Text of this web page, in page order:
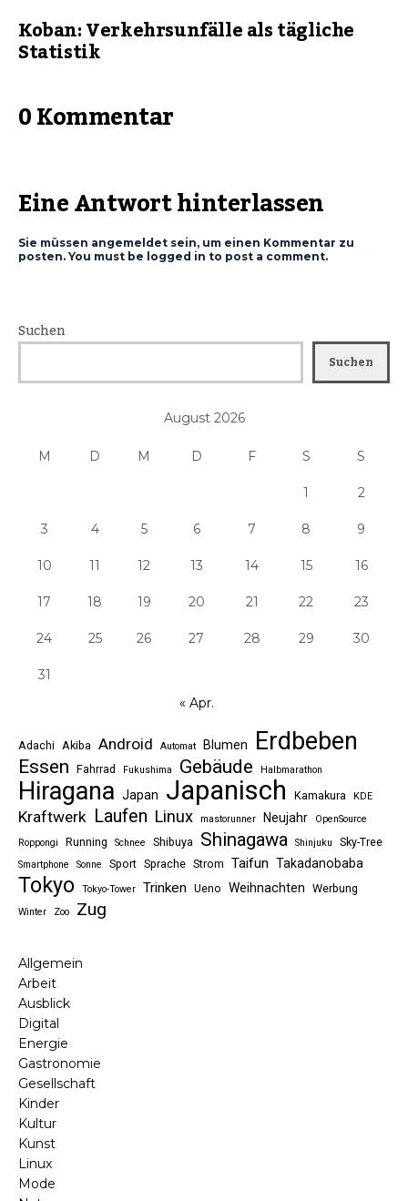
Koban: Verkehrsunfälle als tägliche
Statistik
0 Kommentar
Eine Antwort hinterlassen
Sie müssen angemeldet sein, um einen Kommentar zu
posten. You must be logged in to post a comment.
Suchen
Suchen
August 2026
M D M D F S S
1 2
3 4 5 6 7 8 9
10 11 12 13 14 15 16
17 18 19 20 21 22 23
24 25 26 27 28 29 30
31
« Apr.
Adachi Akiba Android Automat Blumen Erdbeben
Essen Fahrrad Fukushima Gebäude Halbmarathon
Hiragana Japan Japanisch Kamakura KDE
Kraftwerk Laufen Linux mastorunner Neujahr
OpenSource
Roppongi
Running Schnee Shibuya Shinagawa Shinjuku Sky-Tree
Smartphone Sonne Sport Sprache Strom Taifun Takadanobaba
Tokyo Tokyo-Tower Trinken Ueno Weihnachten Werbung
Winter Zoo Zug
Allgemein
Arbeit
Ausblick
Digital
Energie
Gastronomie
Gesellschaft
Kinder
Kultur
Kunst
Linux
Mode